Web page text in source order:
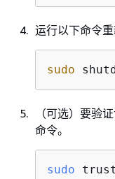
运行以下命令
sudo
（可选）要验
命令。
sudo